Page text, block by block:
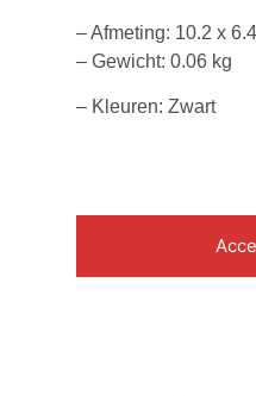
– Afmeting: 10.2 x
– Gewicht: 0.06 kg
– Kleuren: Zwart